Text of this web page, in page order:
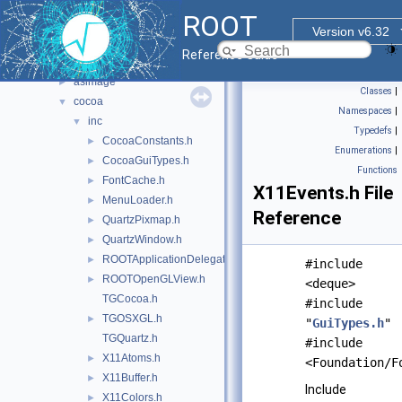
ROOT
Version v6.32
Reference Guide
► core
► documentation
► geom
▼ graf2d
► asimage
▼ cocoa
▼ inc
► CocoaConstants.h
► CocoaGuiTypes.h
► FontCache.h
► MenuLoader.h
► QuartzPixmap.h
► QuartzWindow.h
► ROOTApplicationDelegate.h
►
ROOTOpenGLView.h
TGCocoa.h
►
TGOSXGL.h
TGQuartz.h
► X11Atoms.h
► X11Buffer.h
► X11Colors.h
Classes |
Namespaces |
Typedefs |
Enumerations |
Functions
X11Events.h File
Reference
#include
<deque>
#include
"GuiTypes.h"
#include
<Foundation/
Include